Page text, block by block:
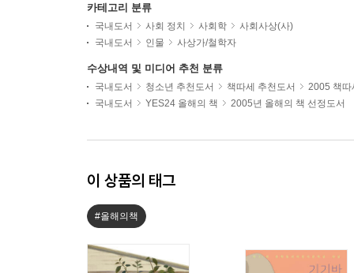
카테고리 분류
국내도서 사회 정치 사회학
사회사상(사)
국내도서
인물 사상가/철학자
수상내역 및 미디어 추천 분류
국내도서 청소년 추천도서 책따세 추천도서
2005 책따
국내도서
YES24 올해의 책 2005년 올해의 책 선정도서
이 상품의 태그
#올해의책